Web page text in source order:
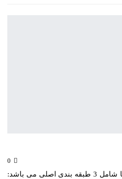
طرح تشخیص گذاری لکان تنها شامل 3 طبقه بندی اصلی می باشد: